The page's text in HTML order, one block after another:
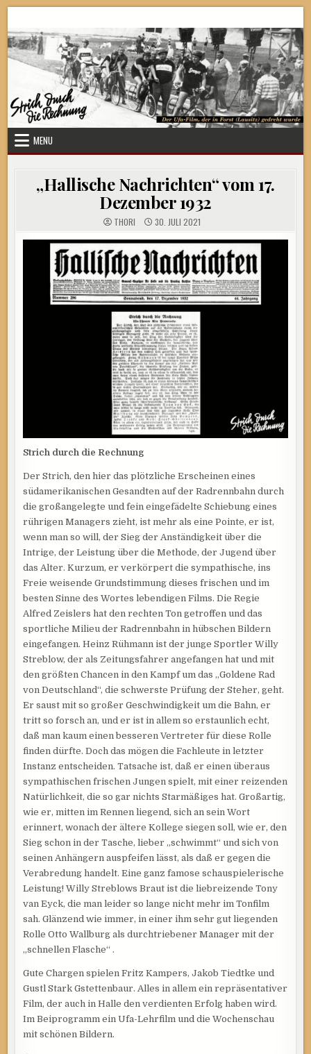
content
Strich durch die Rechnung
MENU
„Hallische Nachrichten“ vom 17.
Dezember 1932
THORI 30. JULI 2021
Strich durch die Rechnung
Der Strich, den hier das plötzliche Erscheinen eines
südamerikanischen Gesandten auf der Radrennbahn durch
die großangelegte und fein eingefädelte Schiebung eines
rührigen Managers zieht, ist mehr als eine Pointe, er ist,
wenn man so will, der Sieg der Anständigkeit über die
Intrige, der Leistung über die Methode, der Jugend über
das Alter. Kurzum, er verkörpert die sympathische, ins
Freie weisende Grundstimmung dieses frischen und im
besten Sinne des Wortes lebendigen Films. Die Regie
Alfred Zeislers hat den rechten Ton getroffen und das
sportliche Milieu der Radrennbahn in hübschen Bildern
eingefangen. Heinz Rühmann ist der junge Sportler Willy
Streblow, der als Zeitungsfahrer angefangen hat und mit
den größten Chancen in den Kampf um das „Goldene Rad
von Deutschland“, die schwerste Prüfung der Steher, geht.
Er saust mit so großer Geschwindigkeit um die Bahn, er
tritt so forsch an, und er ist in allem so erstaunlich echt,
daß man kaum einen besseren Vertreter für diese Rolle
finden dürfte. Doch das mögen die Fachleute in letzter
Instanz entscheiden. Tatsache ist, daß er einen überaus
sympathischen frischen Jungen spielt, mit einer reizenden
Natürlichkeit, die so gar nichts Starmäßiges hat. Großartig,
wie er, mitten im Rennen liegend, sich an sein Wort
erinnert, wonach der ältere Kollege siegen soll, wie er, den
Sieg schon in der Tasche, lieber „schwimmt“ und sich von
seinen Anhängern auspfeifen lässt, als daß er gegen die
Verabredung handelt. Eine ganz famose schauspielerische
Leistung! Willy Streblows Braut ist die liebreizende Tony
van Eyck, die man leider so lange nicht mehr im Tonfilm
sah. Glänzend wie immer, in einer ihm sehr gut liegenden
Rolle Otto Wallburg als durchtriebener Manager mit der
„schnellen Flasche“ .
Gute Chargen spielen Fritz Kampers, Jakob Tiedtke und
Gustl Stark Gstettenbaur. Alles in allem ein repräsentativer
Film, der auch in Halle den verdienten Erfolg haben wird.
Im Beiprogramm ein Ufa-Lehrfilm und die Wochenschau
mit schönen Bildern.